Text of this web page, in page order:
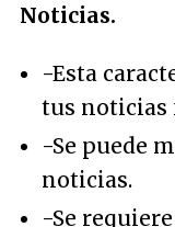
Noticias.
-Esta
tus noticias
-Se puede
noticias.
-Se